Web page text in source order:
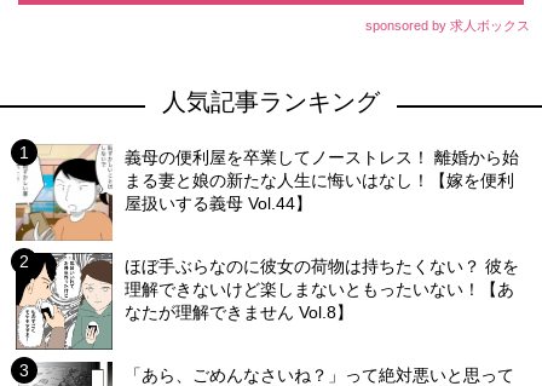
sponsored by 求人ボックス
人気記事ランキング
義母の便利屋を卒業してノーストレス！ 離婚から始
まる妻と娘の新たな人生に悔いはなし！【嫁を便利
屋扱いする義母 Vol.44】
ほぼ手ぶらなのに彼女の荷物は持ちたくない？ 彼を
理解できないけど楽しまないともったいない！【あ
なたが理解できません Vol.8】
「あら、ごめんなさいね？」って絶対悪いと思って